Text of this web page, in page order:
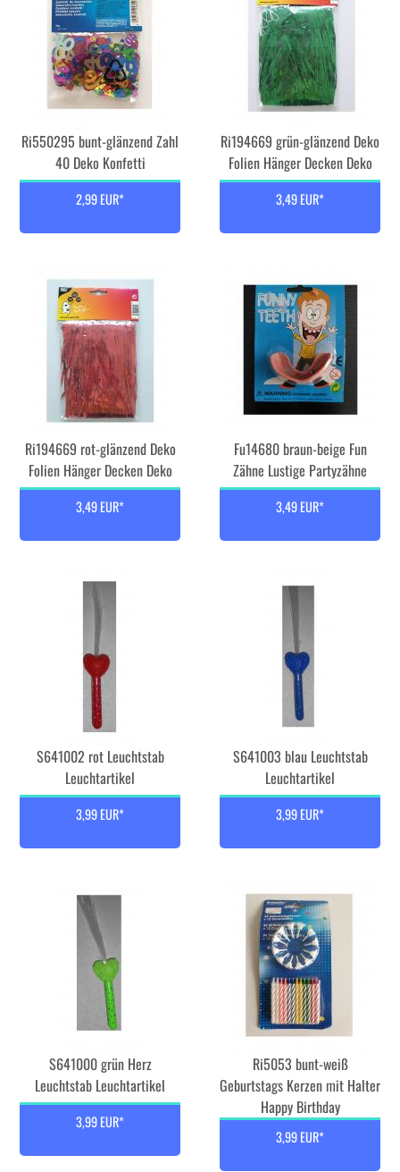
Ri550295 bunt-glänzend Zahl
40 Deko Konfetti
2,99 EUR*
Ri194669 grün-glänzend Deko
Folien Hänger Decken Deko
3,49 EUR*
Ri194669 rot-glänzend Deko
Folien Hänger Decken Deko
3,49 EUR*
Fu14680 braun-beige Fun
Zähne Lustige Partyzähne
3,49 EUR*
S641002 rot Leuchtstab
Leuchtartikel
3,99 EUR*
S641003 blau Leuchtstab
Leuchtartikel
3,99 EUR*
S641000 grün Herz
Leuchtstab Leuchtartikel
3,99 EUR*
Ri5053 bunt-weiß
Geburtstags Kerzen mit Halter
Happy Birthday
3,99 EUR*